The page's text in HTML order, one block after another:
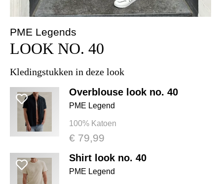
PME Legends
LOOK NO. 40
Kledingstukken in deze look
Overblouse look no. 40
PME Legend
100% Katoen
€ 79,99
Shirt look no. 40
PME Legend